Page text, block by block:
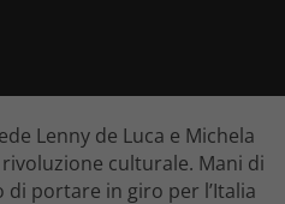
Lenny de Luca e Michela
culturale. Mani di
portare in giro per l’Italia